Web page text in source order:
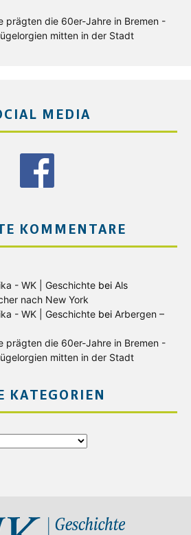
prägten die 60er-Jahre in Bremen -
mitten in der Stadt
MEDIA
KOMMENTARE
- WK | Geschichte bei Als
nach New York
- WK | Geschichte bei Arbergen –
prägten die 60er-Jahre in Bremen -
mitten in der Stadt
KATEGORIEN